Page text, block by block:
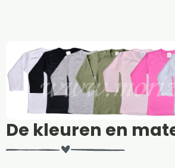
De kleuren en